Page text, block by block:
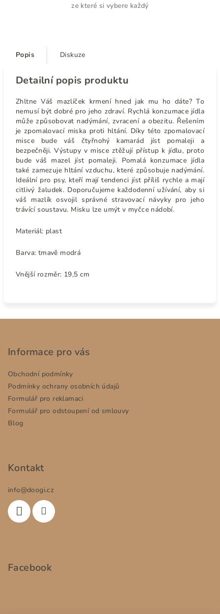
ze které si vybere každý
Popis Diskuze
Detailní popis produktu
Zhltne Váš mazlíček krmení hned jak mu ho dáte? To
nemusí být dobré pro jeho zdraví. Rychlá konzumace jídla
může způsobovat nadýmání, zvracení a obezitu. Řešením
je zpomalovací miska proti hltání. Díky této zpomalovací
misce bude váš čtyřnohý kamarád jíst pomaleji a
bezpečněji. Výstupy v misce ztěžují přístup k jídlu, proto
bude váš mazel jíst pomaleji. Pomalá konzumace jídla
také zamezuje hltání vzduchu, které způsobuje nadýmání.
Ideální pro psy, kteří mají tendenci jíst příliš rychle a mají
citlivý žaludek. Doporučujeme každodenní užívání, aby si
váš mazlík osvojil správné stravovací návyky pro jeho
trávící soustavu. Misku lze umýt v myčce nádobí.
Materiál: plast
Barva: tmavě modrá
Vnější rozměr: 19,5 cm
Informace pro vás
Obchodní podmínky
Podmínky ochrany osobních údajů
Formulář pro reklamaci
Formulář pro odstoupení od smlouvy
Blog
Kontakt
info@doogi.cz
Facebook